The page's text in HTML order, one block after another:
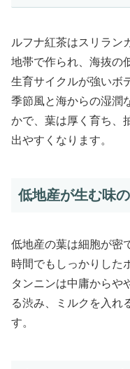
ルフナ紅茶はスリラン
地帯で作られ、海抜の
生育サイクルが強いボ
季節風と海からの湿潤
かで、葉は厚く育ち、
出やすくなります。
低地産が生む味
低地産の葉は細胞が密
時間でもしっかりした
タンニンは中庸からや
る渋み、ミルクを入れ
す。